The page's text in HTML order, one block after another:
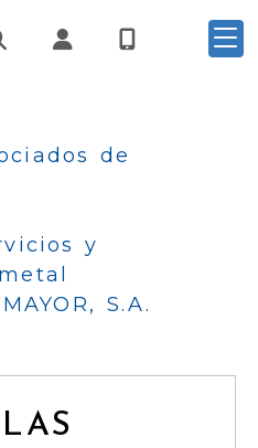
Identifícate
de
y
S.A.